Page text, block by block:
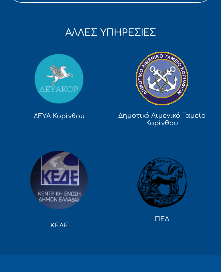
ΑΛΛΕΣ ΥΠΗΡΕΣΙΕΣ
ΔΕΥΑ Κορίνθου
Δημοτικό Λιμενικό Ταμείο
Κορίνθου
ΚΕΔΕ
ΠΕΔ